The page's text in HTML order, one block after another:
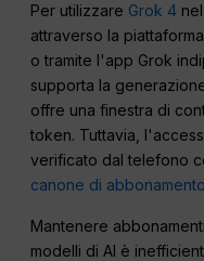
Per utilizzare Grok 4
attraverso la
o tramite l'app Grok
supporta la
offre una finestra di
token. Tuttavia,
verificato dal telefono
canone di abbonamento
Mantenere
modelli di AI è